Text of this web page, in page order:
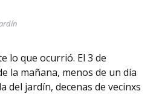
lo que ocurrió. El 3 de
la mañana, menos de un día
del jardín, decenas de vecinxs